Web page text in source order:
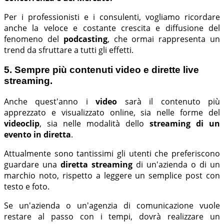
Per i professionisti e i consulenti, vogliamo ricordare
anche la veloce e costante crescita e diffusione del
fenomeno del podcasting, che ormai rappresenta un
trend da sfruttare a tutti gli effetti.
5. Sempre più contenuti video e dirette live
streaming.
Anche quest'anno ivideo sarà il contenuto più
apprezzato e visualizzato online, sia nelle forme del
videoclip, sia nelle modalità dello streaming di un
evento in diretta.
Attualmente sono tantissimi gli utenti che preferiscono
guardare una diretta streaming di un'azienda o di un
marchio noto, rispetto a leggere un semplice post con
testo e foto.
Se un'azienda o un'agenzia di comunicazione vuole
restare al passo con i tempi, dovrà realizzare un